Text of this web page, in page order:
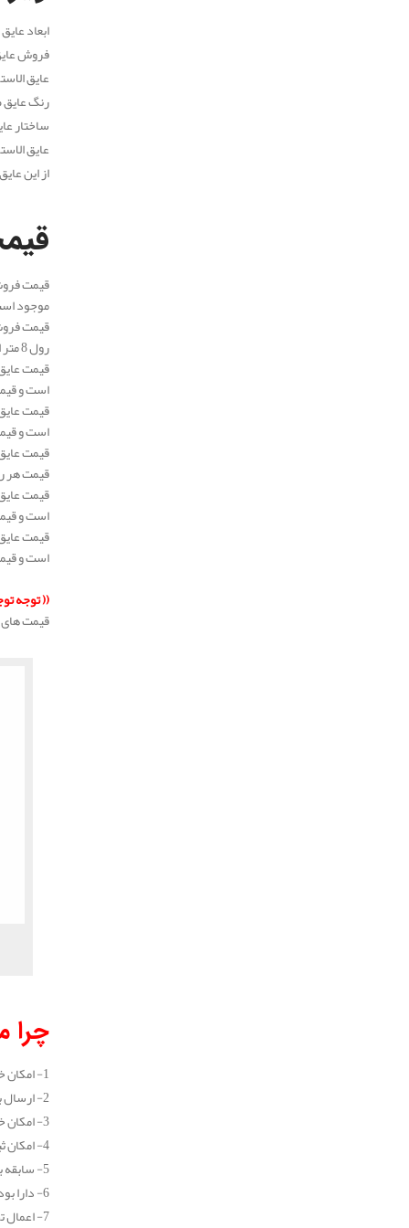
ابعاد عایق صوتی
فروش
عایق
رنگ
ساختار
عایق
از این
قیمت
موجود
رول 8 متر است و قیمت هر رول عایق صوتی برابر است با 3.960.000 تومان.
است و قیمت
است و قیمت
قیمت هر رول
است و قیمت
است و قیمت
((توجه
قیمت
چرا
1- امکان خرید جزیی و عمده انواع عایق الاستومری
2- ارسال به سراسر نقاط کشور (در تهران طی یک روز کاری و در سایر شهرستان ها طی 2 روز کاری)
3- امکان خرید اینترنتی انواع عایق الاستومری
4- امکان ثبت سفارش و خرید عایق الاستومری به صورت تلفنی و بدون نیاز به مراجعه حضوری
5- سابقه بیش از 10 ساله در زمینه خرید و فروش انواع عایق
6- دارا بودن نمایندگی فروش معتبر
7- اعمال تخفیف های بسیار خوب برای تمامی مشتریان